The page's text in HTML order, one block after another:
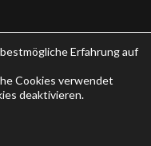
Erfahrung auf
Cookies verwendet
deaktivieren.